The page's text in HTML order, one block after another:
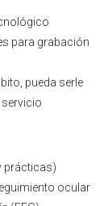
para grabación
pueda serle
prácticas)
ocular